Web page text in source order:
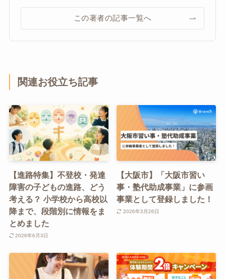
この著者の記事一覧へ
関連お役立ち記事
【進路特集】不登校・発達
障害の子どもの進路、どう
考える？ 小学校から高校以
降まで、段階別に情報をま
とめました
2026年6月3日
【大阪市】「大阪市習い
事・塾代助成事業」に参画
事業として登録しました！
2026年3月26日